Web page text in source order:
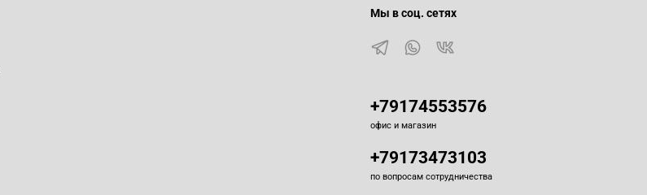
Мы в соц. сетях
+79174553576
офис и магазин
+79173473103
по вопросам сотрудничества